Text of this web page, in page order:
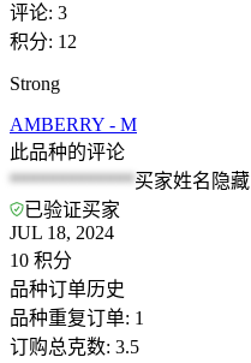
评论: 3
积分: 12
Strong
AMBERRY - M
此品种的评论
*************买家姓名隐藏
已验证买家
JUL 18, 2024
10 积分
品种订单历史
品种重复订单: 1
订购总克数: 3.5